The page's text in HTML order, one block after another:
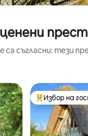
са съгласни: тези
Най-Избор на